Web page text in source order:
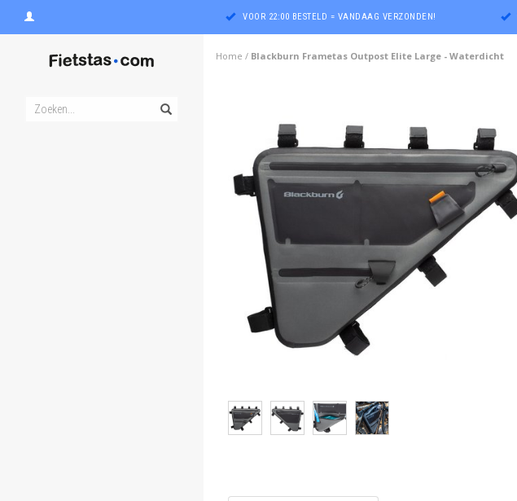
VOOR 22:00 BESTELD = VANDAAG VERZONDEN!
Home / Blackburn Frametas Outpost Elite Large - Waterdicht